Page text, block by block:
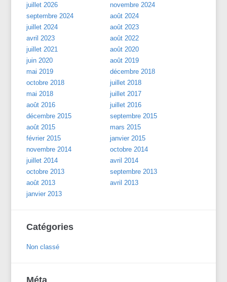
juillet 2026
novembre 2024
septembre 2024
août 2024
juillet 2024
août 2023
avril 2023
août 2022
juillet 2021
août 2020
juin 2020
août 2019
mai 2019
décembre 2018
octobre 2018
juillet 2018
mai 2018
juillet 2017
août 2016
juillet 2016
décembre 2015
septembre 2015
août 2015
mars 2015
février 2015
janvier 2015
novembre 2014
octobre 2014
juillet 2014
avril 2014
octobre 2013
septembre 2013
août 2013
avril 2013
janvier 2013
Catégories
Non classé
Méta